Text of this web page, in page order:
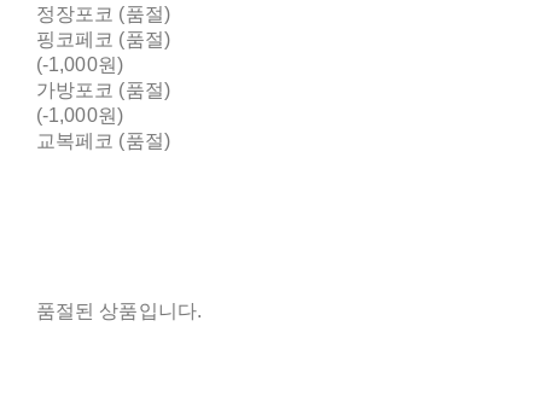
정장포코 (품절)
핑코페코 (품절)
(-1,000원)
가방포코 (품절)
(-1,000원)
교복페코 (품절)
품절된 상품입니다.